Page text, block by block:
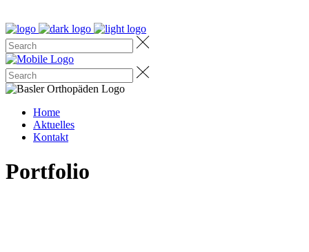
Home
Aktuelles
Kontakt
Portfolio